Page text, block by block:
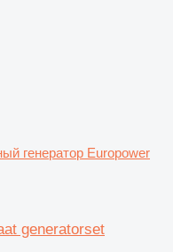
генератор Europower
generatorset